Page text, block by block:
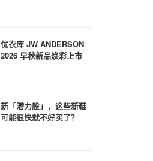
优衣库 JW ANDERSON
2026 早秋新品焕彩上市
新「潜力股」，这些新鞋
可能很快就不好买了？